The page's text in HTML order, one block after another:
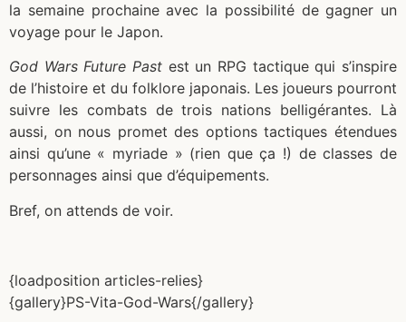
la semaine prochaine avec la possibilité de gagner un
voyage pour le Japon.
God Wars Future Past est un RPG tactique qui s’inspire
de l’histoire et du folklore japonais. Les joueurs pourront
suivre les combats de trois nations belligérantes. Là
aussi, on nous promet des options tactiques étendues
ainsi qu’une « myriade » (rien que ça !) de classes de
personnages ainsi que d’équipements.
Bref, on attends de voir.
{loadposition articles-relies}
{gallery}PS-Vita-God-Wars{/gallery}